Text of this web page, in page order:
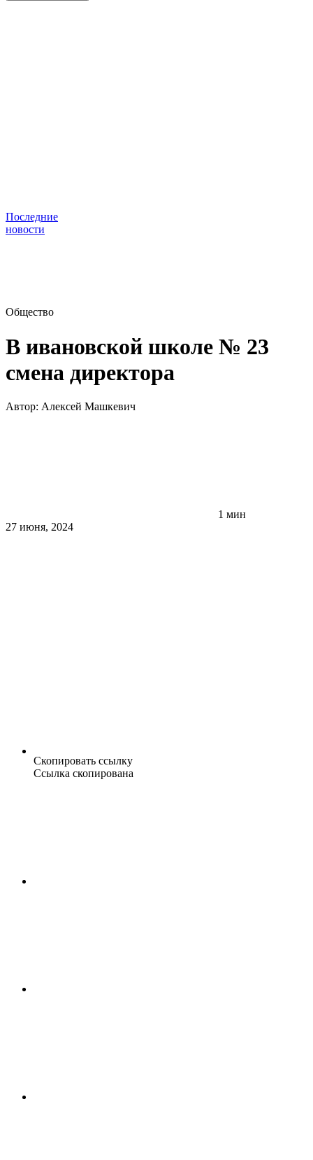
Последние
новости
Общество
В ивановской школе № 23
смена директора
Автор: Алексей Машкевич
1 мин
27 июня, 2024
Скопировать ссылку
Ссылка скопирована